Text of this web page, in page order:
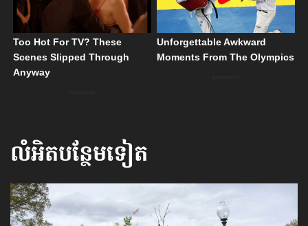
លំអិតបន្ថែមទៀត